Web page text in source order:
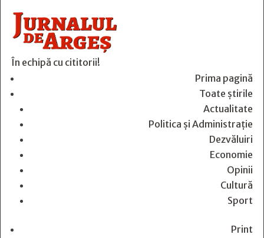
În echipă cu cititorii!
Prima pagină
Toate știrile
Actualitate
Politica și Administrație
Dezvăluiri
Economie
Opinii
Cultură
Sport
Print